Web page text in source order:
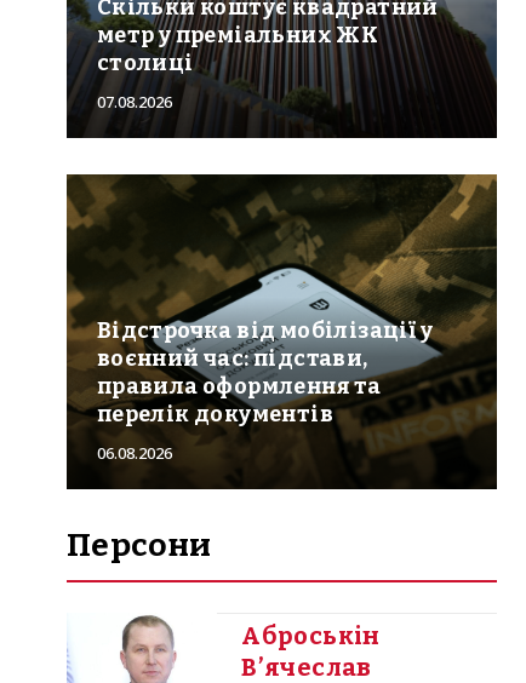
Скільки коштує квадратний
метр у преміальних ЖК
столиці
07.08.2026
Відстрочка від мобілізації у
воєнний час: підстави,
правила оформлення та
перелік документів
06.08.2026
Персони
Аброськін
В’ячеслав